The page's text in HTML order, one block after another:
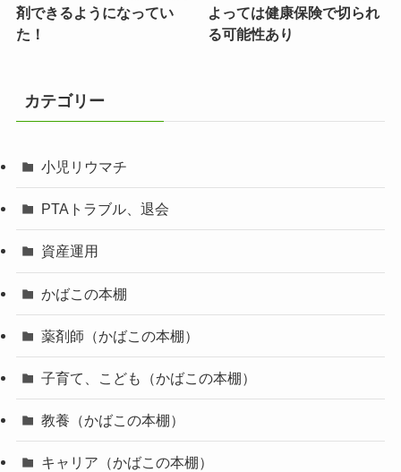
剤できるようになってい
た！
よっては健康保険で切られ
る可能性あり
カテゴリー
小児リウマチ
PTAトラブル、退会
資産運用
かばこの本棚
薬剤師（かばこの本棚）
子育て、こども（かばこの本棚）
教養（かばこの本棚）
キャリア（かばこの本棚）